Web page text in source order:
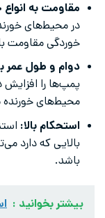
مقاومت به
در محیط‌های
خوردگی مقاومت
دوام و طول عمر
پمپ‌ها را افزایش
محیط‌های
استحکام بالا:
بالایی که دارد
باشد.
بیشتر بخوانید :